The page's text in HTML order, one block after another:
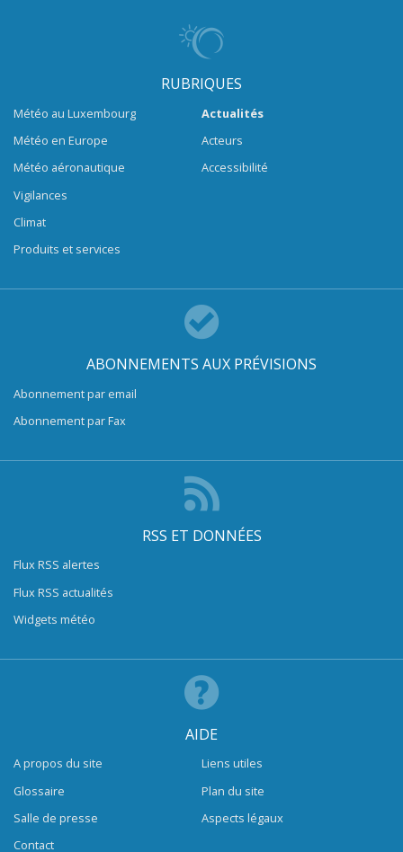
RUBRIQUES
Météo au Luxembourg
Météo en Europe
Météo aéronautique
Vigilances
Climat
Produits et services
Actualités
Acteurs
Accessibilité
ABONNEMENTS AUX PRÉVISIONS
Abonnement par email
Abonnement par Fax
RSS ET DONNÉES
Flux RSS alertes
Flux RSS actualités
Widgets météo
AIDE
A propos du site
Glossaire
Salle de presse
Contact
Liens utiles
Plan du site
Aspects légaux